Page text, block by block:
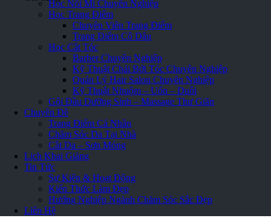
Học Nối Mi Chuyên Nghiệp
Học Trang Điểm
Chuyên Viên Trang Điểm
Trang Điểm Cô Dâu
Học Cắt Tóc
Barber Chuyên Nghiệp
Kỹ Thuật Chải Bới Tóc Chuyên Nghiệp
Quản Lý Hair Salon Chuyên Nghiệp
Kỹ Thuật Nhuộm – Uốn – Duỗi
Gội Đầu Dưỡng Sinh – Massage Thư Giãn
Chuyên Đề
Trang Điểm Cá Nhân
Chăm Sóc Da Tại Nhà
Cắt Da – Sơn Móng
Lịch Khai Giảng
Tin Tức
Sự Kiện & Hoạt Động
Kiến Thức Làm Đẹp
Hướng Nghiệp Ngành Chăm Sóc Sắc Đẹp
Liên Hệ